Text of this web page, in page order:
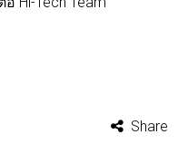
Share